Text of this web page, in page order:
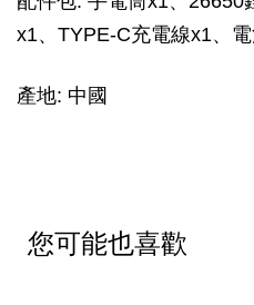
x1、TYPE-C充電線x1、
產地: 中國
您可能也喜歡